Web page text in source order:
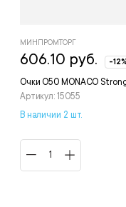
Очки О50 MONACO
Артикул: 15055
МИНПРОМТОРГ
606.10 руб. -12%
В наличии 2 шт.